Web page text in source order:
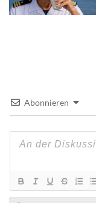
Abonnieren